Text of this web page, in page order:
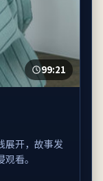
99:21
展开，故事发
看。